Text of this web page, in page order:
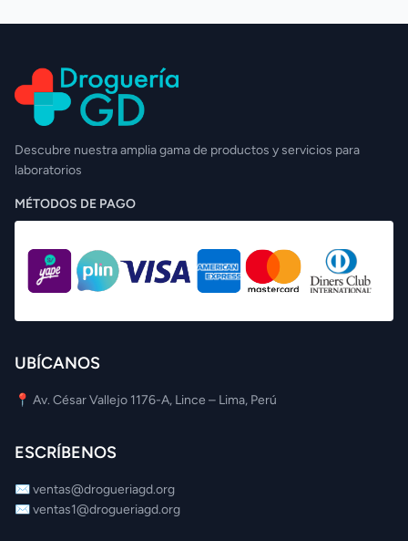
Descubre nuestra amplia gama de productos y servicios para
laboratorios
MÉTODOS DE PAGO
UBÍCANOS
📍 Av. César Vallejo 1176-A, Lince – Lima, Perú
ESCRÍBENOS
✉️ventas@drogueriagd.org
✉️ventas1@drogueriagd.org